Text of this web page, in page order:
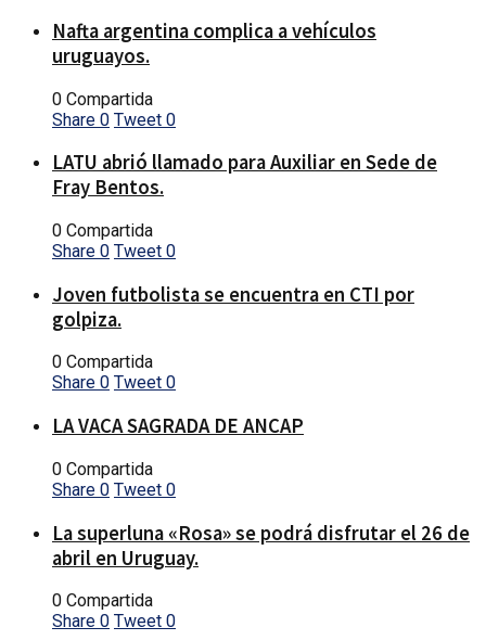
Nafta argentina complica a vehículos
uruguayos.
0 Compartida
Share 0 Tweet 0
LATU abrió llamado para Auxiliar en Sede de
Fray Bentos.
0 Compartida
Share 0 Tweet 0
Joven futbolista se encuentra en CTI por
golpiza.
0 Compartida
Share 0 Tweet 0
LA VACA SAGRADA DE ANCAP
0 Compartida
Share 0 Tweet 0
La superluna «Rosa» se podrá disfrutar el 26 de
abril en Uruguay.
0 Compartida
Share 0 Tweet 0